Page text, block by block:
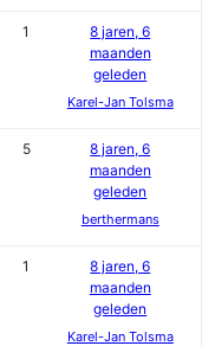
1
8 jaren, 6
maanden
geleden
Karel-Jan Tolsma
5
8 jaren, 6
maanden
geleden
berthermans
1
8 jaren, 6
maanden
geleden
Karel-Jan Tolsma